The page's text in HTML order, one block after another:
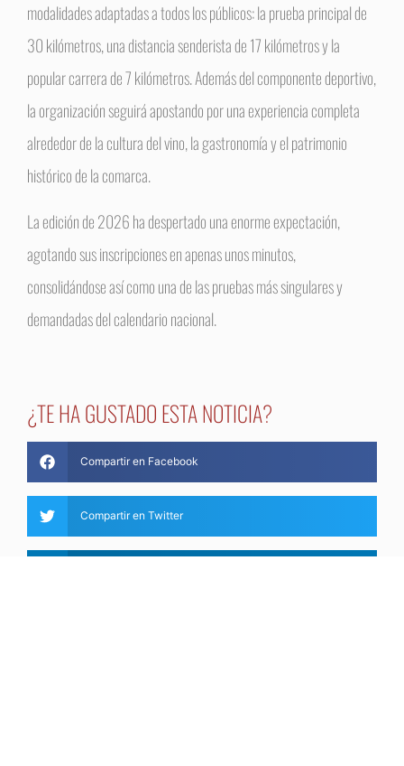
modalidades adaptadas a todos los públicos: la prueba principal de
30 kilómetros, una distancia senderista de 17 kilómetros y la
popular carrera de 7 kilómetros. Además del componente deportivo,
la organización seguirá apostando por una experiencia completa
alrededor de la cultura del vino, la gastronomía y el patrimonio
histórico de la comarca.
La edición de 2026 ha despertado una enorme expectación,
agotando sus inscripciones en apenas unos minutos,
consolidándose así como una de las pruebas más singulares y
demandadas del calendario nacional.
¿TE HA GUSTADO ESTA NOTICIA?
Compartir en Facebook
Compartir en Twitter